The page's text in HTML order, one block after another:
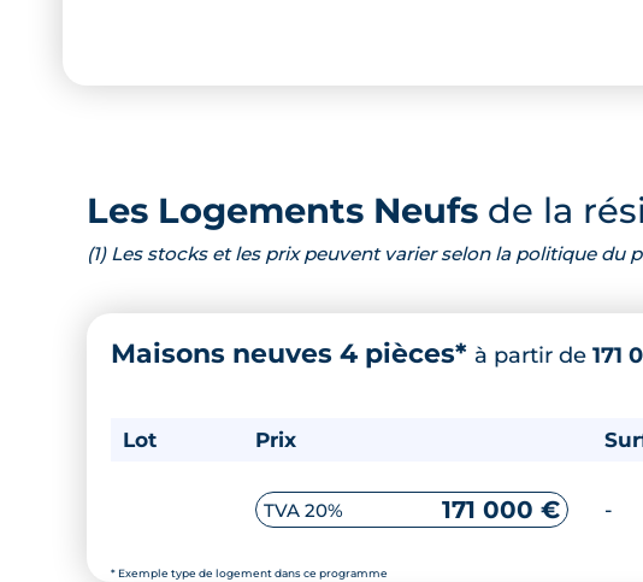
Les Logements Neufs de la
(1) Les stocks et les prix peuvent varier selon la politique
Maisons neuves 4 pièces* à partir de 171
* Exemple type de logement dans ce programme
Lot Prix
TVA 20% 171 000 € -